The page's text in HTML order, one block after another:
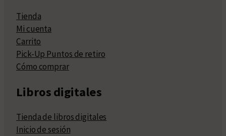
Tienda
Mi cuenta
Carrito
Pick-Up Puntos de retiro
Cómo comprar
Libros digitales
Tienda de libros digitales
Inicio de sesión